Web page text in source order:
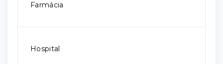
Farmácia
Hospital